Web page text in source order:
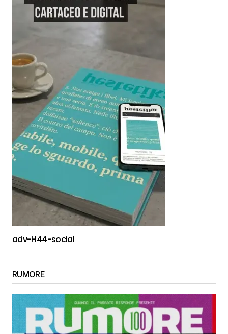
adv-H44-social
RUMORE